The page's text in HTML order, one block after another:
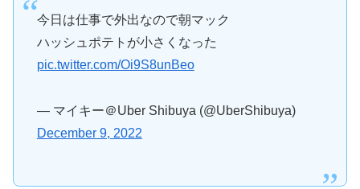
今日は仕事で外出なので朝マック
ハッシュポテトが小さくなった
pic.twitter.com/Oi9S8unBeo
— マイキー＠Uber Shibuya (@UberShibuya)
December 9, 2022